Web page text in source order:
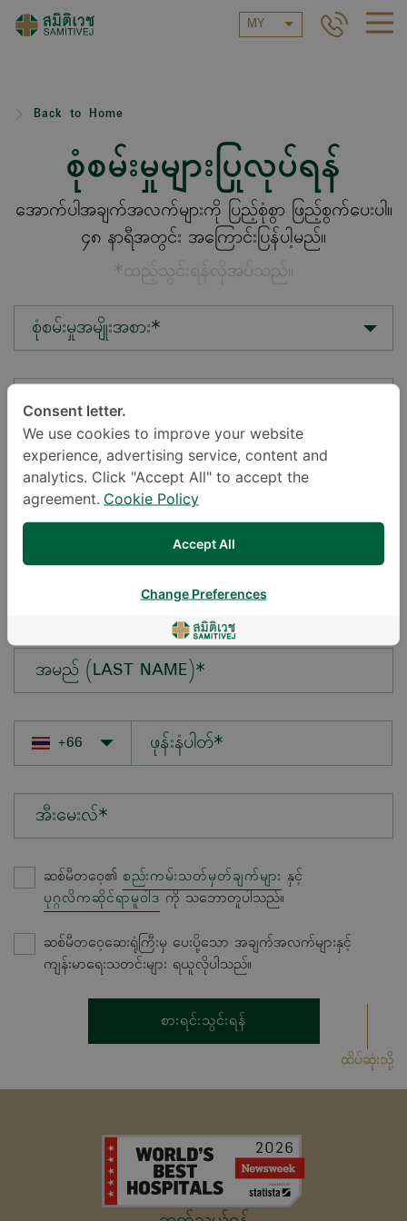
MY
Back to Home
စုံစမ်းမှုများပြုလုပ်ရန်
အောက်ပါအချက်အလက်များကို ပြည့်စုံစွာ ဖြည့်စွက်ပေးပါ။
၄၈ နာရီအတွင်း အကြောင်းပြန်ပါ့မည်။
*ထည့်သွင်းရန်လိုအပ်သည်။
စုံစမ်းမှုအမျိုးအစား*
တည်နေရာ*
မေးလိုသောမေးခွန်း*
အမည် (FIRST NAME)*
အမည် (LAST NAME)*
အီးမေးလ်*
ဆစ်မီတဝေ့၏ စည်းကမ်းသတ်မှတ်ချက်များ နှင့်
ပုဂ္ဂလိကဆိုင်ရာမူဝါဒ ကို သဘောတူပါသည်။
ဆစ်မီတဝေ့ဆေးရုံကြီးမှ ပေးပို့သော အချက်အလက်များနှင့်
ကျန်းမာရေးသတင်းများ ရယူလိုပါသည်။
စားရင်းသွင်းရန်
ထိပ်ဆုံးသို့
Consent letter.
We use cookies to improve your website
experience, advertising service, content and
analytics. Click "Accept All" to accept the
agreement. Cookie Policy
Accept All
Change Preferences